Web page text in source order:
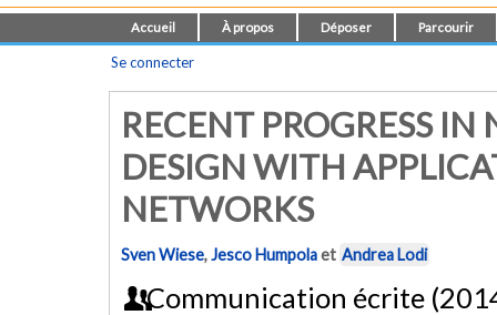
Accueil À propos Déposer Parcourir
Se connecter
RECENT PROGRESS
DESIGN WITH
NETWORKS
Sven Wiese,Jesco Humpolaet Andrea Lodi
Communication écrite